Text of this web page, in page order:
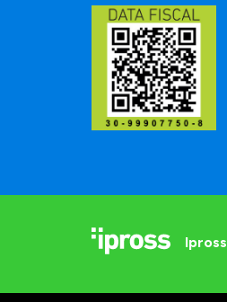
Ipross